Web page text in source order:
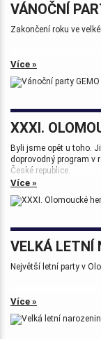
VÁNOČNÍ
Zakončení roku ve
Více »
Byli jsme opět u toho.
doprovodný program v
České republice.
Tak zase za rok na
Více »
VELKÁ LETNÍ
Největší letní party v
Více »